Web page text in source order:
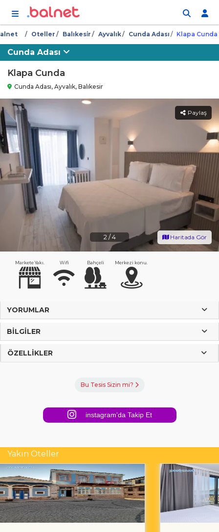
Oteller Balıkesi̇r Ayvalık Cunda Adası Klapa Cunda
Cunda Adası
Klapa Cunda
Cunda Adası, Ayvalık, Balıkesir
2 /4
Paylaş
Haritada Gör
Markete Yakı. Wifi Bahçeli Merkezi konu.
YORUMLAR
BILGILER
ÖZELLIKLER
Bu Tesis Sizin mi?
instagram'da Takip Et
Yakın Oteller